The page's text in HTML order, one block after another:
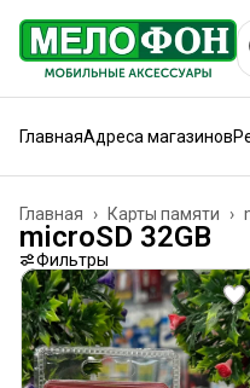
ГлавнаяАдреса магазинов
Карты памяти ›
Главная ›
microSD 32GB
Фильтры